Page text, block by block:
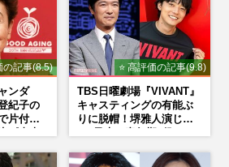
の記事(8.5)
ンダ
紀子の
片付け
⭐ 高評価の記事(9.8)
TBS日曜劇場『VIVANT』
キャスティングの有能ぶ
りに脱帽！堺雅人演じ
Mr.Children桜井和寿のバ